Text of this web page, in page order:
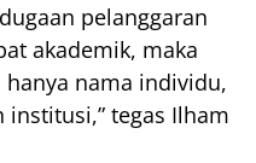
pelanggaran
akademik, maka
nama individu,
tegas Ilham